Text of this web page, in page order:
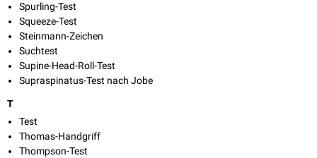
Spurling-Test
Squeeze-Test
Steinmann-Zeichen
Suchtest
Supine-Head-Roll-Test
Supraspinatus-Test nach Jobe
T
Test
Thomas-Handgriff
Thompson-Test